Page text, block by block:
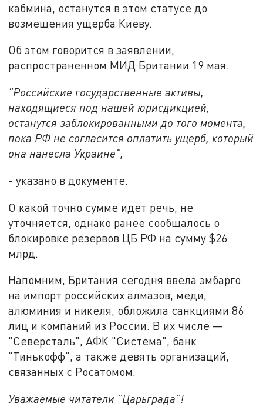
кабмина, останутся в этом статусе до
возмещения ущерба Киеву.
Об этом говорится в заявлении,
распространенном МИД Британии 19 мая.
"Российские государственные активы,
находящиеся под нашей юрисдикцией,
останутся заблокированными до того момента,
пока РФ не согласится оплатить ущерб, который
она нанесла Украине",
- указано в документе.
О какой точно сумме идет речь, не
уточняется, однако ранее сообщалось о
блокировке резервов ЦБ РФ на сумму $26
млрд.
Напомним, Британия сегодня ввела эмбарго
на импорт российских алмазов, меди,
алюминия и никеля, обложила санкциями 86
лиц и компаний из России. В их числе —
"Северсталь", АФК "Система", банк
"Тинькофф", а также девять организаций,
связанных с Росатомом.
Уважаемые читатели "Царьграда"!